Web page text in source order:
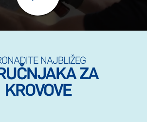
NAJBLIŽEG
ZA
KROVOVE